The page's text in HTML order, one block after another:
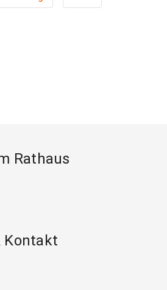
Rathaus
Kontakt